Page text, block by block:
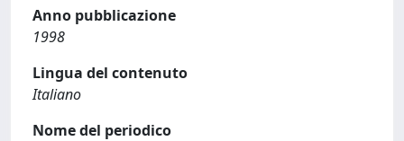
Anno pubblicazione
1998
Lingua del contenuto
Italiano
Nome del periodico